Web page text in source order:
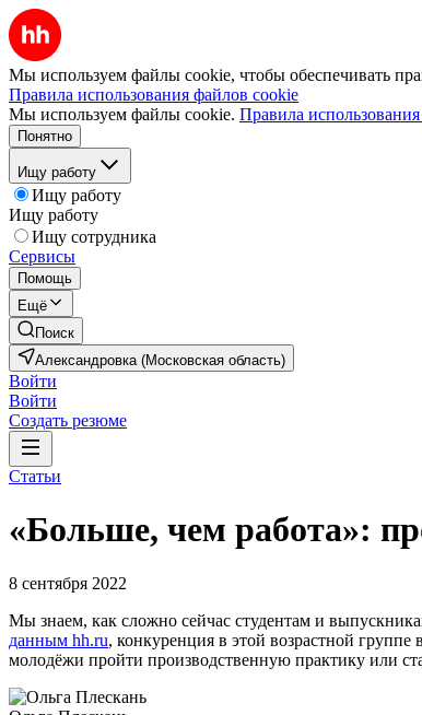
Мы используем файлы cookie, чтобы обеспечивать
Правила использования файлов cookie
Мы используем файлы cookie. Правила
Понятно
Ищу работу
Ищу работу
Ищу работу
Ищу сотрудника
Сервисы
Помощь
Ещё
Поиск
Александровка (Московская область)
Войти
Войти
Создать резюме
Статьи
«Больше, чем работа»:
8 сентября 2022
Мы знаем, как сложно сейчас студентам и
данным hh.ru, конкуренция в этой возрастной
молодёжи пройти производственную практику или